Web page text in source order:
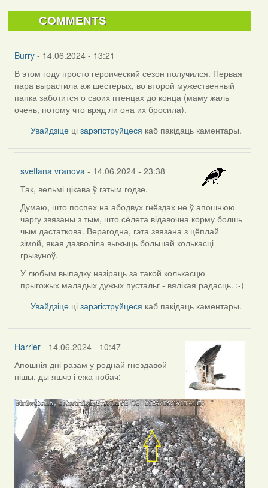
COMMENTS
Burry- 14.06.2024 - 13:21
В этом году просто героический сезон получился. Первая
пара вырастила аж шестерых, во второй мужественный
папка заботится о своих птенцах до конца (маму жаль
очень, потому что вряд ли она их бросила).
Увайдзіце цізарэгіструйцеся каб пакідаць каментары.
svetlana vranova - 14.06.2024 - 23:38
In
reply
to
by
Burry
Так, вельмі цікава ў гэтым годзе.
Думаю, што поспех на абодвух гнёздах не ў апошнюю
чаргу звязаны з тым, што сёлета відавочна корму болшь
чым дастаткова. Верагодна, гэта звязана з цёплай
зімой, якая дазволіла выжыць большай колькасці
грызуноў.
У любым выпадку назіраць за такой колькасцю
прыгожых маладых дужых пустальг - вялікая радасць. :-)
Увайдзіце цізарэгіструйцеся каб пакідаць каментары.
Harrier- 14.06.2024 - 10:47
Апошнія дні разам у роднай гнездавой
нішы, ды яшчэ і ежа побач: